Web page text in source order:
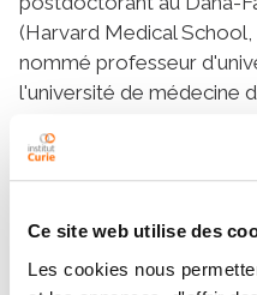
Ce site web utilise des
Les cookies nous
(Harvard Medical
nommé professeur
l'université de médecine
Versailles Saint-Quentin.
1996 à 2021 où il a
d'investigation clinique